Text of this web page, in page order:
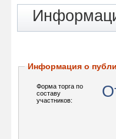
Информация о
Форма торга по
составу
участников: